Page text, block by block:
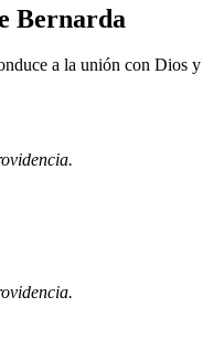
Bernarda
a la unión con Dios y